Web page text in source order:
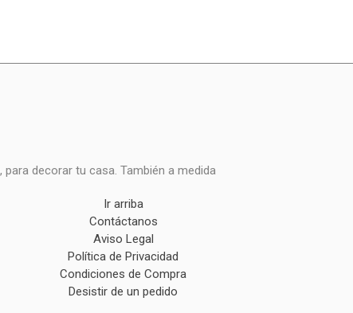
decorar tu casa. También a medida
Ir arriba
Contáctanos
Aviso Legal
Política de Privacidad
Condiciones de Compra
Desistir de un pedido